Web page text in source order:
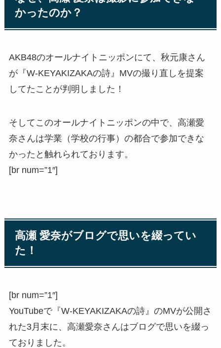
かったのか？
AKB48のオールナイトニッポンにて、秋元康さん
が『W-KEYAKIZAKAの詩』MVの撮り直しを提案
してたことが判明しました！
そしてこのオールナイトニッポンの中で、高瀬愛
奈さんは学業（学校の行事）の都合で参加できな
かったと触れられております。
[br num=”1″]
高瀬 愛奈がブログで思いを綴ってい
た！
[br num=”1″]
YouTubeで『W-KEYAKIZAKAの詩』のMVが公開さ
れた3月末に、高瀬愛奈さんはブログで思いを綴っ
ておりました。